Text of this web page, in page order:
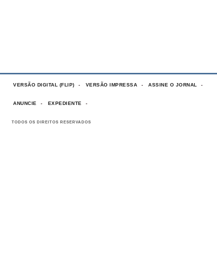
VERSÃO DIGITAL (FLIP) VERSÃO IMPRESSA ASSINE O JORNAL
ANUNCIE EXPEDIENTE
TODOS OS DIREITOS RESERVADOS